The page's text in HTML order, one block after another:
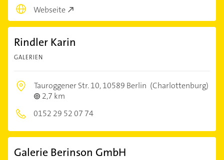
Webseite
Rindler Karin
GALERIEN
Tauroggener Str. 10,10589 Berlin (Charlottenburg)
2,7 km
0152 29 52 07 74
Galerie Berinson GmbH